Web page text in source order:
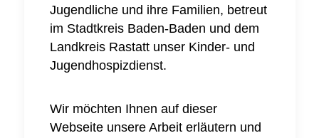
Jugendliche und ihre Familien, betreut
im Stadtkreis Baden-Baden und dem
Landkreis Rastatt unser Kinder- und
Jugendhospizdienst.
Wir möchten Ihnen auf dieser
Webseite unsere Arbeit erläutern und